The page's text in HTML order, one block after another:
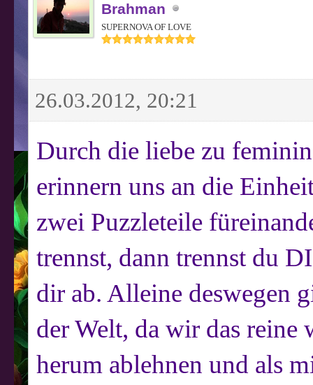
Brahman
SUPERNOVA OF LOVE
26.03.2012, 20:21
Durch die liebe zu
erinnern uns an die
zwei Puzzleteile
trennst, dann trennst du
dir ab. Alleine deswegen
der Welt, da wir das
herum ablehnen und als